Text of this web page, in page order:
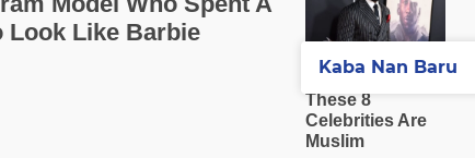
Kaba Nan Baru